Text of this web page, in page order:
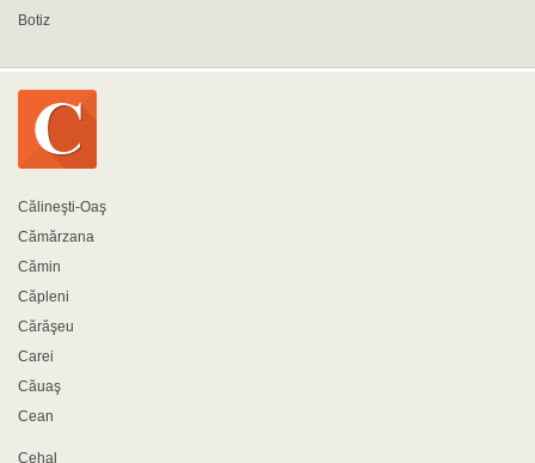
Botiz
Călineşti-Oaş
Cămărzana
Cămin
Căpleni
Cărăşeu
Carei
Căuaş
Cean
Cehal